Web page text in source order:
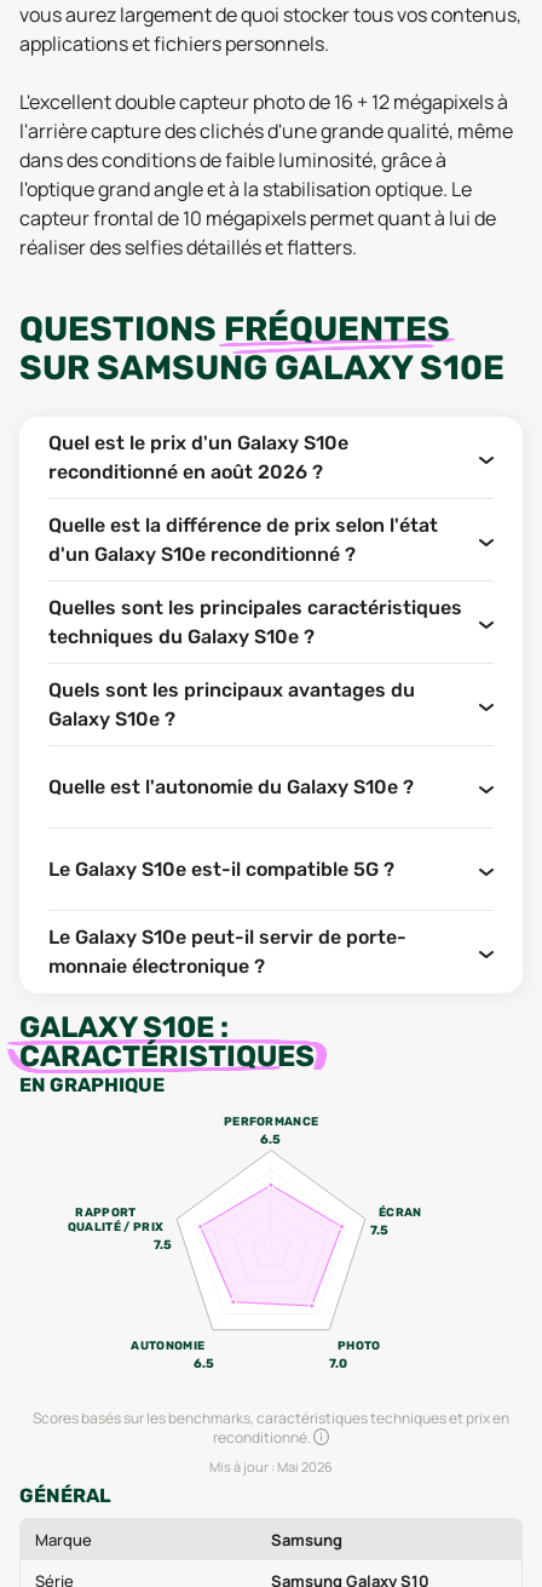
vous aurez largement de quoi stocker tous vos contenus,
applications et fichiers personnels.
L'excellent double capteur photo de 16 + 12 mégapixels à
l'arrière capture des clichés d'une grande qualité, même
dans des conditions de faible luminosité, grâce à
l'optique grand angle et à la stabilisation optique. Le
capteur frontal de 10 mégapixels permet quant à lui de
réaliser des selfies détaillés et flatters.
QUESTIONS FRÉQUENTES
SURSAMSUNG GALAXY S10E
Quel est le prix d'un Galaxy S10e
reconditionné en août 2026 ?
Quelle est la différence de prix selon l'état
d'un Galaxy S10e reconditionné ?
Quelles sont les principales caractéristiques
techniques du Galaxy S10e ?
Quels sont les principaux avantages du
Galaxy S10e ?
Quelle est l'autonomie du Galaxy S10e ?
Le Galaxy S10e est-il compatible 5G ?
Le Galaxy S10e peut-il servir de porte-
monnaie électronique ?
GALAXY S10E :
CARACTÉRISTIQUES
EN GRAPHIQUE
PERFORMANCE
6.5
ÉCRAN
7.5
PHOTO
7.0
AUTONOMIE
6.5
RAPPORT
QUALITÉ / PRIX
7.5
Scores basés sur les benchmarks, caractéristiques techniques et prix en
reconditionné.
Mis à jour : Mai 2026
GÉNÉRAL
Marque
Samsung
Série
Samsung Galaxy S10